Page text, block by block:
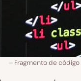
Fragmento de código